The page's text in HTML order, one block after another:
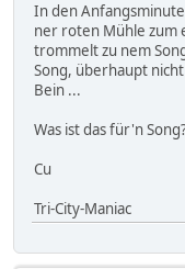
In den
ner roten Mühle zum
trommelt zu nem
Song, überhaupt
Bein ...
Was ist das für'n
Cu
Tri-City-Maniac